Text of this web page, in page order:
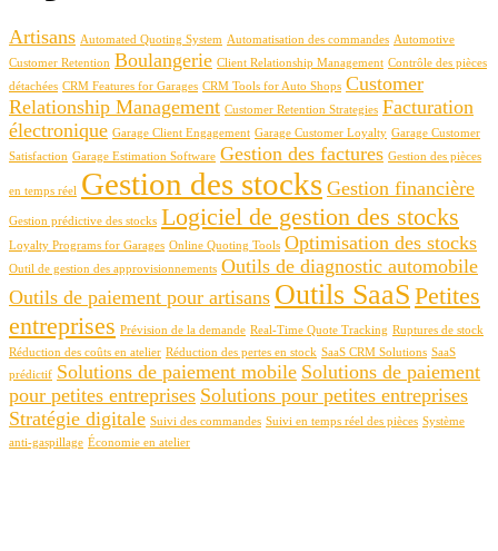
Artisans Automated Quoting System Automatisation des commandes Automotive
Customer Retention Boulangerie Client Relationship Management Contrôle des pièces
détachées CRM Features for Garages CRM Tools for Auto Shops Customer
Relationship Management Customer Retention Strategies Facturation
électronique Garage Client Engagement Garage Customer Loyalty Garage Customer
Satisfaction Garage Estimation Software Gestion des factures Gestion des pièces
en temps réel Gestion des stocks Gestion financière
Gestion prédictive des stocks Logiciel de gestion des stocks
Loyalty Programs for Garages Online Quoting Tools Optimisation des stocks
Outil de gestion des approvisionnements Outils de diagnostic automobile
Outils de paiement pour artisans Outils SaaS Petites
entreprises Prévision de la demande Real-Time Quote Tracking Ruptures de stock
Réduction des coûts en atelier Réduction des pertes en stock SaaS CRM Solutions SaaS
prédictif Solutions de paiement mobile Solutions de paiement
pour petites entreprises Solutions pour petites entreprises
Stratégie digitale Suivi des commandes Suivi en temps réel des pièces Système
anti-gaspillage Économie en atelier